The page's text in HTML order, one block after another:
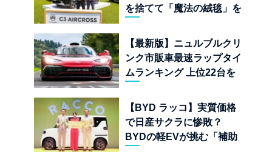
を捨てて「魔法の絨毯」を
児
【最新版】ニュルブルクリ
ンク市販車最速ラップタイ
ムランキング 上位22台を
【BYD ラッコ】実質価格
で日産サクラに惨敗？
BYDの軽EVが挑む「補助